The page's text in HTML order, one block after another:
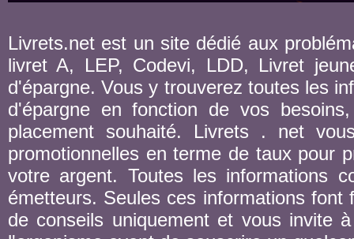
Livrets.net est un site dédié aux
livret A, LEP, Codevi, LDD, Livret
d'épargne. Vous y trouverez toutes les
d'épargne en fonction de vos
placement souhaité. Livrets . net
promotionnelles en terme de taux pour
votre argent. Toutes les informations
émetteurs. Seules ces informations
de conseils uniquement et vous invite